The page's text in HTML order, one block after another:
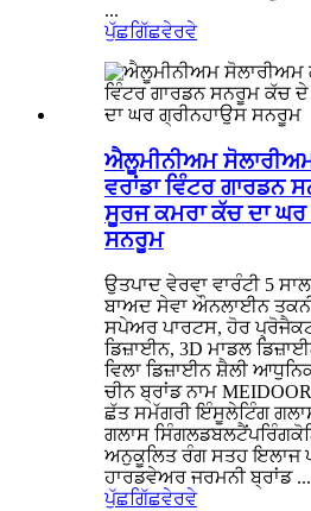
...
ਪੁੱਛਗਿੱਛਵੇਰਵੇ
ਐਲੂਮੀਨੀਅਮ
ਵਰਾਂਡਾ ਵਿੰਟਰ ਗਾਰਡਨ
ਸੂਰਜ ਕਮਰਾ ਕੱਚ ਦਾ ਘਰ
ਸਨਰੂਮ
ਉਤਪਾਦ ਵੇਰਵਾ ਵਾਰੰਟੀ 5
ਬਾਅਦ ਸੇਵਾ ਔਨਲਾਈਨ
ਸਪੇਅਰ ਪਾਰਟਸ, ਹੋਰ
ਡਿਜ਼ਾਈਨ, 3D ਮਾਡਲ
ਵਿਲਾ ਡਿਜ਼ਾਈਨ ਸ਼ੈਲੀ
ਚੀਨ ਬ੍ਰਾਂਡ ਨਾਮ
ਛੱਤ ਸਮੱਗਰੀ ਇੰਸੂਲੇਟਿੰਗ
ਗਲਾਸ
ਅਨੁਕੂਲਿਤ ਰੰਗ ਸਤਹ ਇਲਾਜ
ਹਾਰਡਵੇਅਰ ਜਰਮਨੀ ਬ੍ਰਾਂਡ ...
ਪੁੱਛਗਿੱਛਵੇਰਵੇ